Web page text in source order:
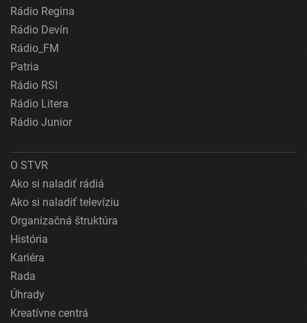
Rádio Regina
Rádio Devín
Rádio_FM
Patria
Rádio RSI
Rádio Litera
Rádio Junior
O STVR
Ako si naladiť rádiá
Ako si naladiť televíziu
Organizačná štruktúra
História
Kariéra
Rada
Úhrady
Kreatívne centrá